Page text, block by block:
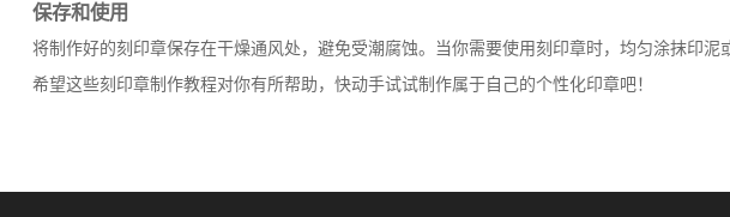
保存和使用
将制作好的刻印章保存在干燥通风处，避免受潮腐蚀。当你需要使用刻印章时，均匀涂抹印泥
希望这些刻印章制作教程对你有所帮助，快动手试试制作属于自己的个性化印章吧！